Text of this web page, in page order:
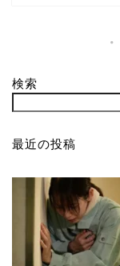
検索
最近の投稿